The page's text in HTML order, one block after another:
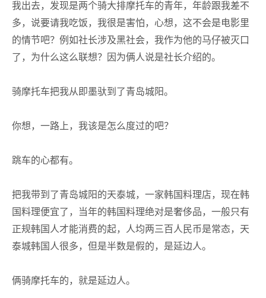
我出去，发现是两个骑大排摩托车的青年，年龄跟我差不
多，说要请我吃饭，我很是害怕，心想，这不会是电影里
的情节吧？例如社长涉及黑社会，我作为他的马仔被灭口
了，为什么这么联想？因为俩人说是社长介绍的。
骑摩托车把我从即墨驮到了青岛城阳。
你想，一路上，我该是怎么度过的吧？
跳车的心都有。
把我带到了青岛城阳的天泰城，一家韩国料理店，现在韩
国料理便宜了，当年的韩国料理绝对是奢侈品，一般只有
正规韩国人才能消费的起，人均两三百人民币是常态，天
泰城韩国人很多，但是半数是假的，是延边人。
俩骑摩托车的，就是延边人。